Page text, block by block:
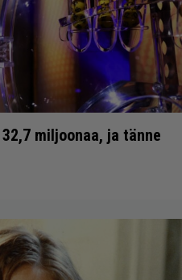
miljoonaa, ja tänne